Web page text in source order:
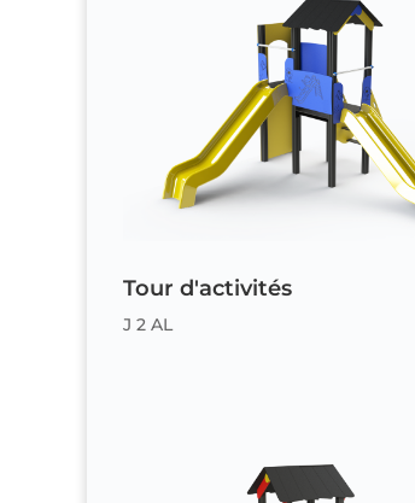
Tour d'activités
J 2 AL